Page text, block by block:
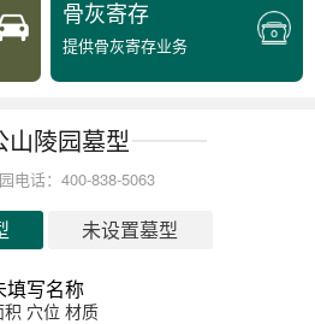
骨灰寄存
提供骨灰寄存业务
山陵园墓型
电话：400-838-5063
未设置墓型
填写名称
积 穴位 材质